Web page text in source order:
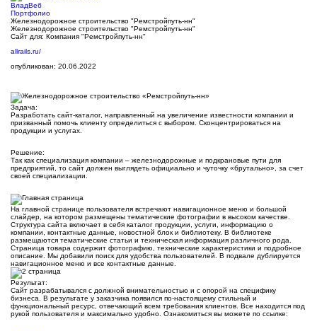
ВладВеб
Портфолио
Железнодорожное строительство "Ремстройпуть-нн"
Железнодорожное строительство "Ремстройпуть-нн"
Сайт для: Компания "Ремстройпуть-нн"
allrails.ru/
опубликован: 20.06.2022
Задача:
Разработать сайт-каталог, направленный на увеличение известности компании и
призванный помочь клиенту определиться с выбором. Сконцентрироваться на
продукции и услугах.
Решение:
Так как специализация компании – железнодорожные и подкрановые пути для
предприятий, то сайт должен выглядеть официально и чуточку «брутально», за счет
своей специализации.
На главной странице пользователя встречают навигационное меню и большой
слайдер, на котором размещены тематические фотографии в высоком качестве.
Структура сайта включает в себя каталог продукции, услуги, информацию о
компании, контактные данные, новостной блок и библиотеку. В библиотеке
размещаются тематические статьи и техническая информация различного рода.
Страница товара содержит фотографию, технические характеристики и подробное
описание. Мы добавили поиск для удобства пользователей. В подвале дублируется
навигационное меню и все контактные данные.
Результат:
Сайт разрабатывался с должной внимательностью и с опорой на специфику
бизнеса. В результате у заказчика появился по-настоящему стильный и
функциональный ресурс, отвечающий всем требования клиентов. Все находится под
рукой пользователя и максимально удобно. Ознакомиться вы можете по ссылке: